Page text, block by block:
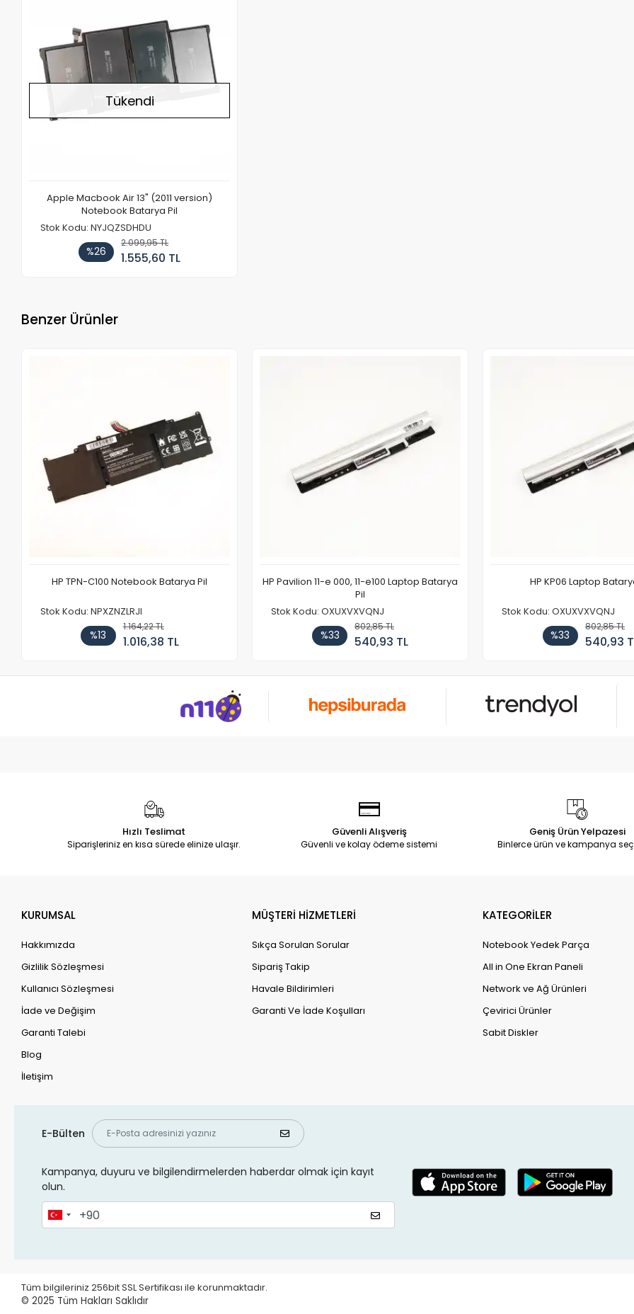
Tükendi
Apple Macbook Air 13" (2011 version)
Notebook Batarya Pil
Stok Kodu: NYJQZSDHDU
%26
2.099,95 TL
1.555,60 TL
Benzer Ürünler
HP TPN-C100 Notebook Batarya Pil
Stok Kodu: NPXZNZLRJI
%13
1.164,22 TL
1.016,38 TL
HP Pavilion 11-e 000, 11-e100 Laptop Batarya
Pil
Stok Kodu: OXUXVXVQNJ
%33
802,85 TL
540,93 TL
HP KP06 Laptop
Stok Kodu: OXUXVXVQNJ
%33
802,85 TL
540,93
Hızlı Teslimat
Siparişleriniz en kısa sürede elinize ulaşır.
Güvenli Alışveriş
Güvenli ve kolay ödeme sistemi
Geniş Ürün Yelpazesi
Binlerce ürün ve kampanya
KURUMSAL
Hakkımızda
Gizlilik Sözleşmesi
Kullanıcı Sözleşmesi
İade ve Değişim
Garanti Talebi
Blog
İletişim
MÜŞTERİ HİZMETLERİ
Sıkça Sorulan Sorular
Sipariş Takip
Havale Bildirimleri
Garanti Ve İade Koşulları
KATEGORİLER
Notebook Yedek Parça
All in One Ekran Paneli
Network ve Ağ Ürünleri
Çevirici Ürünler
Sabit Diskler
E-Bülten
Kampanya, duyuru ve bilgilendirmelerden haberdar olmak için kayıt
olun.
Tüm bilgileriniz 256bit SSL Sertifikası ile korunmaktadır.
© 2025 Tüm Hakları Saklıdır